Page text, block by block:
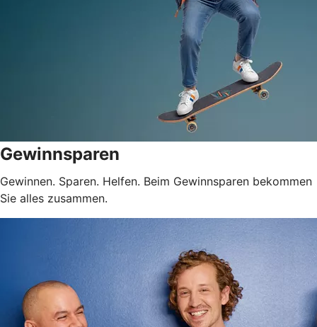
Gewinnsparen
Gewinnen. Sparen. Helfen. Beim Gewinnsparen bekommen
Sie alles zusammen.